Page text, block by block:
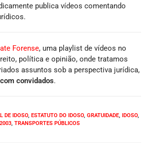
publica vídeos comentando
Forense, uma playlist de vídeos no
política e opinião, onde tratamos
assuntos sob a perspectiva jurídica,
convidados.
DE IDOSO, ESTATUTO DO IDOSO, GRATUIDADE, IDOSO,
, TRANSPORTES PÚBLICOS